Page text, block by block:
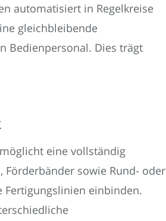
automatisiert in Regelkreise
gleichbleibende
Bedienpersonal. Dies trägt
eine vollständig
Förderbänder sowie Rund- oder
Fertigungslinien einbinden.